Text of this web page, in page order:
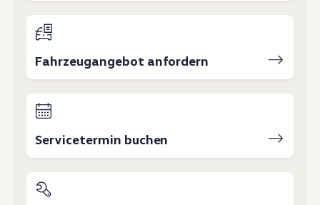
Fahrzeugangebot anfordern
Servicetermin buchen